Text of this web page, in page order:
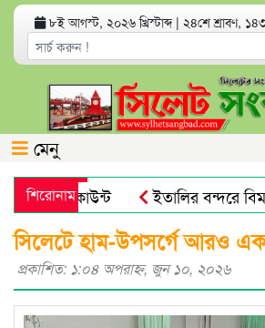
৮ই আগস্ট, ২০২৬ খ্রিস্টাব্দ | ২৪শে শ্রাবণ,
মেনু
শিরোনাম
অ্যাকাউন্ট
ইতালির বন্দরে
: এড. জুবায়ের
তেল, গ্যাস,
সিলেটে হাম-উপসর্গে আরও
প্রকাশিত: ১:০৪ অপরাহ্ণ, জুন ১০, ২০২৬